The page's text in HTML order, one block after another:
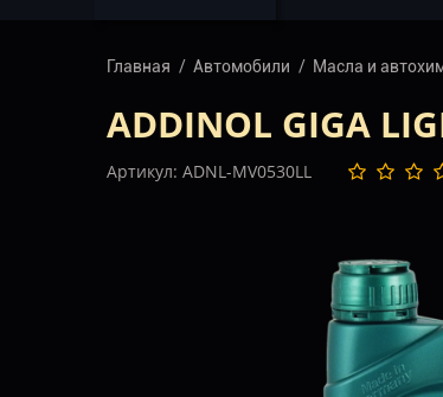
Главная Автомобили Масла и
ADDINOL GIGA
Артикул: ADNL-MV0530LL